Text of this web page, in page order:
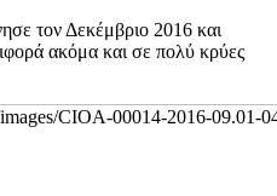
τον Δεκέμβριο 2016 και
ακόμα και σε πολύ κρύες